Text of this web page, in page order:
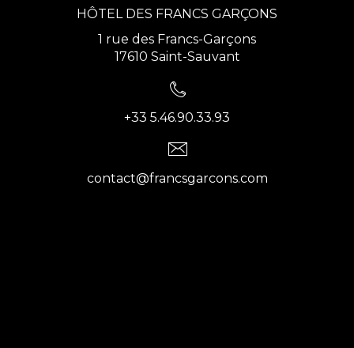
HÔTEL DES FRANCS GARÇONS
1 rue des Francs-Garçons
17610 Saint-Sauvant
+33 5.46.90.33.93
contact@francsgarcons.com